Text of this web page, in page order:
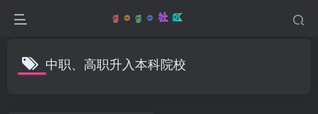
中职、高职升入本科院校